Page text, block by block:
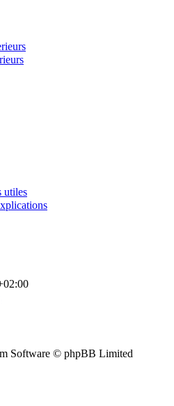
utiles
Software © phpBB Limited